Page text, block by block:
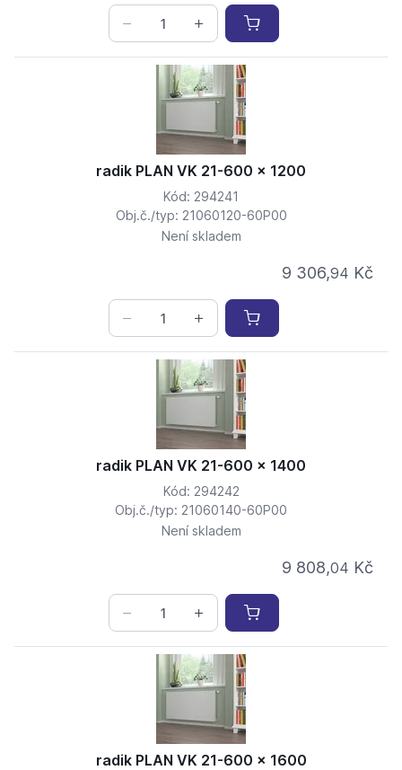
radik PLAN VK 21-600 x 1200
Kód: 294241
Obj.č./typ: 21060120-60P00
Není skladem
9 306,94 Kč
radik PLAN VK 21-600 x 1400
Kód: 294242
Obj.č./typ: 21060140-60P00
Není skladem
9 808,04 Kč
radik PLAN VK 21-600 x 1600